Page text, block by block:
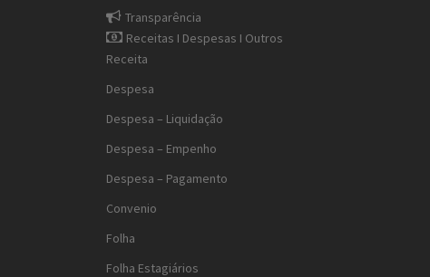
Transparência
Receitas I Despesas I Outros
Receita
Despesa
Despesa – Liquidação
Despesa – Empenho
Despesa – Pagamento
Convenio
Folha
Folha Estagiários